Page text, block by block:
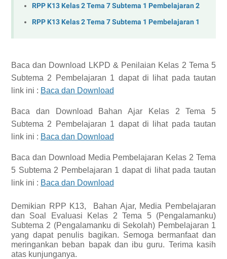
RPP K13 Kelas 2 Tema 7 Subtema 1 Pembelajaran 2
RPP K13 Kelas 2 Tema 7 Subtema 1 Pembelajaran 1
Baca dan Download
LKPD & Penilaian Kelas 2 Tema 5
Subtema 2 Pembelajaran 1 dapat di lihat pada tautan
link ini : Baca dan Download
Baca dan Download
Bahan Ajar Kelas 2 Tema 5
Subtema 2 Pembelajaran 1 dapat di lihat pada tautan
link ini : Baca dan Download
Baca dan Download Media Pembelajaran Kelas 2 Tema
5 Subtema 2 Pembelajaran 1 dapat di lihat pada tautan
link ini : Baca dan Download
Demikian RPP K13,
Bahan Ajar, Media Pembelajaran
dan Soal Evaluasi Kelas 2 Tema 5 (Pengalamanku)
Subtema 2 (Pengalamanku di Sekolah) Pembelajaran 1
yang dapat penulis bagikan. Semoga bermanfaat dan
meringankan beban bapak dan ibu guru. Terima kasih
atas kunjunganya.